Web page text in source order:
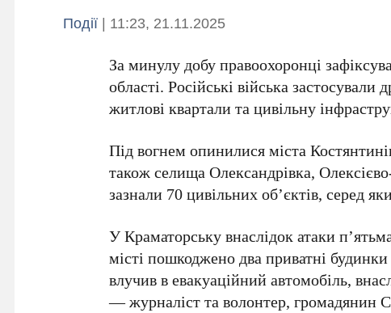
Події | 11:23, 21.11.2025
За минулу добу правоохоронці
області. Російські війська
житлові квартали та цивільну
Під вогнем опинилися міста
також селищаОлександрівка,
зазнали 70 цивільних об’єктів, серед
У Краматорську внаслідок атаки
місті пошкоджено два приватні
влучив в евакуаційний автомобіль,
— журналіст та волонтер,